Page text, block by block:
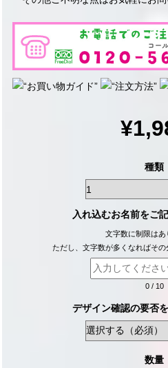
種類
入れ込むお名前をご
文字数に制限はあ
ただし、文字数が多くなればその
0/ 10
デザイン確認の要否
数量